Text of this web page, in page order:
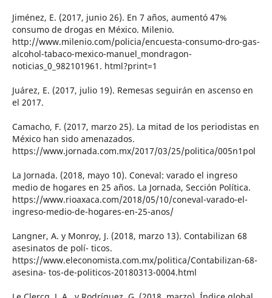
Jiménez, E. (2017, junio 26). En 7 años, aumentó 47%
consumo de drogas en México. Milenio.
http://www.milenio.com/policia/encuesta-consumo-dro-gas-
alcohol-tabaco-mexico-manuel_mondragon-
noticias_0_982101961. html?print=1
Juárez, E. (2017, julio 19). Remesas seguirán en ascenso en
el 2017.
Camacho, F. (2017, marzo 25). La mitad de los periodistas en
México han sido amenazados.
https://www.jornada.com.mx/2017/03/25/politica/005n1pol
La Jornada. (2018, mayo 10). Coneval: varado el ingreso
medio de hogares en 25 años. La Jornada, Sección Política.
https://www.rioaxaca.com/2018/05/10/coneval-varado-el-
ingreso-medio-de-hogares-en-25-anos/
Langner, A. y Monroy, J. (2018, marzo 13). Contabilizan 68
asesinatos de polí- ticos.
https://www.eleconomista.com.mx/politica/Contabilizan-68-
asesina- tos-de-politicos-20180313-0004.html